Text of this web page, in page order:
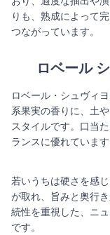
りも、熟成によって
つながっています。
ロベール
ロベール・シュヴィ
系果実の香りに、土
スタイルです。口当
ランスに優れています
若いうちは硬さを感
が取れ、旨みと奥行
続性を重視した、ニ
です。